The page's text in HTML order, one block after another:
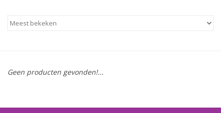
Maandaanbieding
Lege capsules
Geen producten gevonden!...